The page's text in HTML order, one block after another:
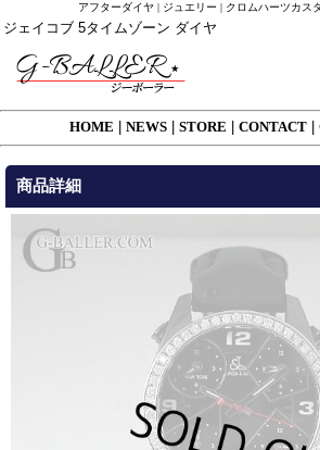
アフターダイヤ | ジュエリー | クロムハーツカス
ジェイコブ 5タイムゾーン ダイヤ
HOME NEWS STORE CONTACT
商品詳細